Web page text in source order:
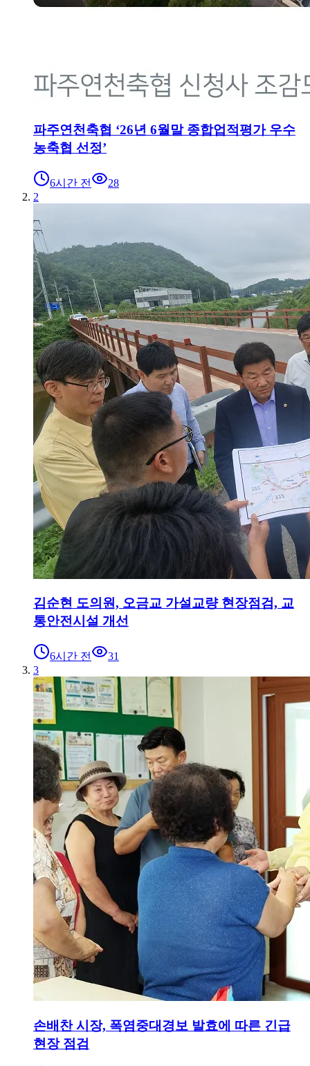
파주연천축협 ‘26년 6월말 종합업적평가 우수
농축협 선정’
6시간 전
28
2
김순현 도의원, 오금교 가설교량 현장점검, 교
통안전시설 개선
6시간 전
31
3
손배찬 시장, 폭염중대경보 발효에 따른 긴급
현장 점검